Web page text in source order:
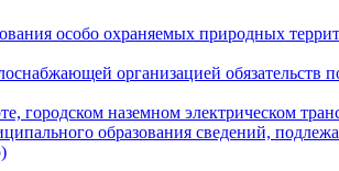
особо охраняемых природных
организацией обязательств
городском наземном электрическом
образования сведений,